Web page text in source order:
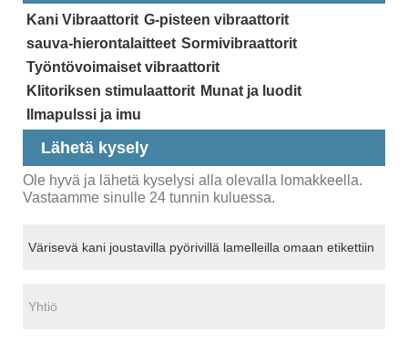
Kani Vibraattorit G-pisteen vibraattorit
sauva-hierontalaitteet Sormivibraattorit
Työntövoimaiset vibraattorit
Klitoriksen stimulaattorit Munat ja luodit
Ilmapulssi ja imu
Lähetä kysely
Ole hyvä ja lähetä kyselysi alla olevalla lomakkeella.
Vastaamme sinulle 24 tunnin kuluessa.